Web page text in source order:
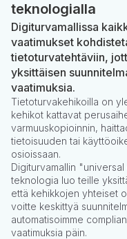
teknologialla
Digiturvamallissa
vaatimukset
tietoturvatehtäviin,
yksittäisen
vaatimuksia.
Tietoturvakehikoilla on
kehikot kattavat
varmuuskopioinnin,
tietoisuuden tai
osioissaan.
Digiturvamallin
teknologia luo teille
että kehikkojen yhteiset
voitte keskittyä
automatisoimme
vaatimuksia päin.